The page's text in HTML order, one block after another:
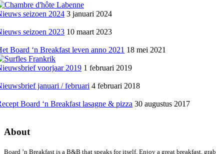
seizoen 2024 3 januari 2024
seizoen 2023 10 maart 2023
Board ‘n Breakfast leven anno 2021 18 mei 2021
voorjaar 2019 1 februari 2019
januari / februari 4 februari 2018
Board ‘n Breakfast lasagne & pizza 30 augustus 2017
About
Board ’n Breakfast is a B&B that speaks for itself. Enjoy a great breakfast, grab